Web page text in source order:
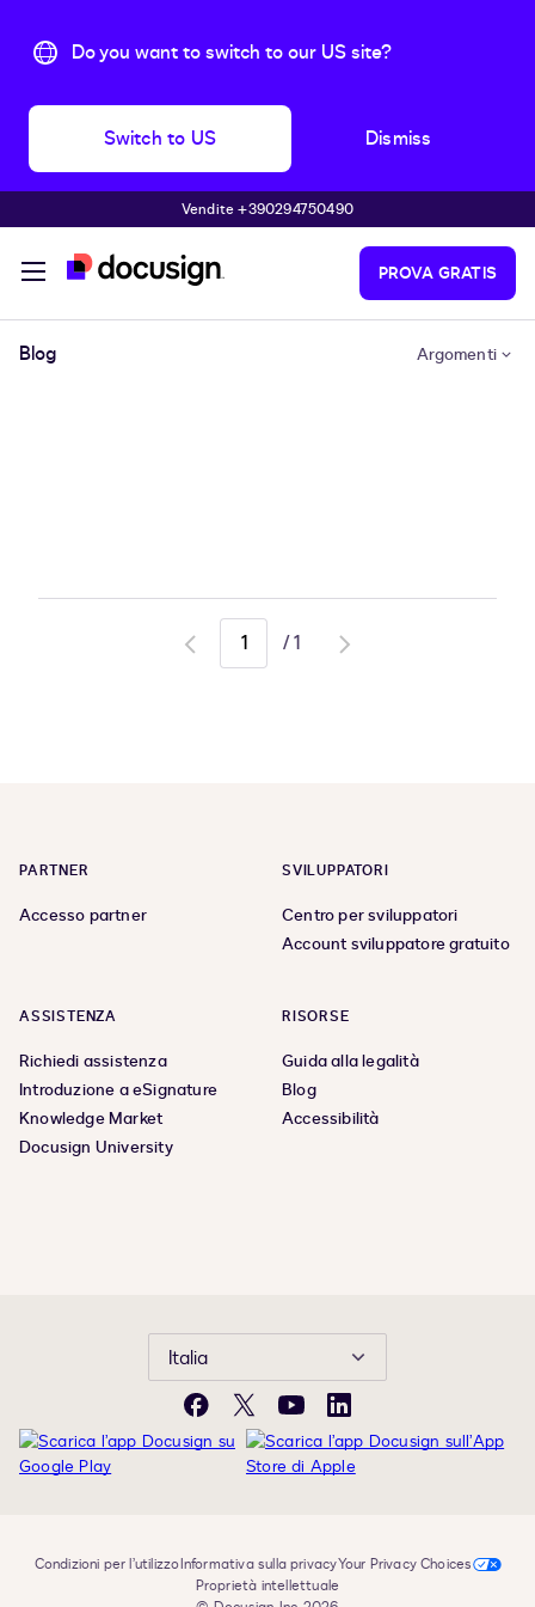
Do you want to switch to our US site?
Switch to US Dismiss
Skip to main contentVendite +390294750490
PROVA GRATIS
Blog Argomenti
Go
/1
Go
PARTNER
Accesso partner
SVILUPPATORI
Centro per sviluppatori
Account sviluppatore gratuito
ASSISTENZA
Richiedi assistenza
Introduzione a eSignature
Knowledge Market
Docusign University
RISORSE
Guida alla legalità
Blog
Accessibilità
Italia
Facebook
X YouTubeLinkedIn
Condizioni per l’utilizzoInformativa sulla privacyYour Privacy Choices
Proprietà intellettuale